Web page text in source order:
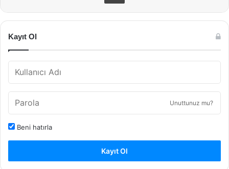
Kayıt Ol
Unuttunuz mu?
Beni hatırla
Kayıt Ol